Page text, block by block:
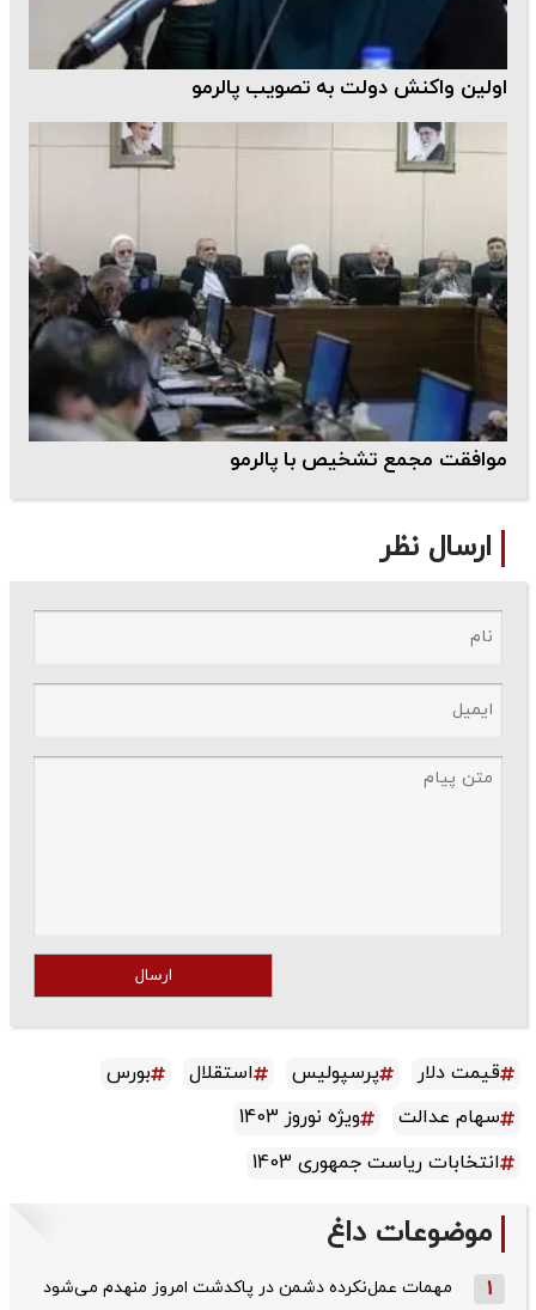
اولین واکنش دولت به تصویب پالرمو
موافقت مجمع تشخیص با پالرمو
ارسال نظر
ارسال
قیمت دلار پرسپولیس استقلال
بورس
سهام عدالت
ویژه نوروز 1403
انتخابات ریاست جمهوری 1403
موضوعات داغ
1 مهمات عمل‌نکرده دشمن در پاکدشت امروز منهدم می‌شود